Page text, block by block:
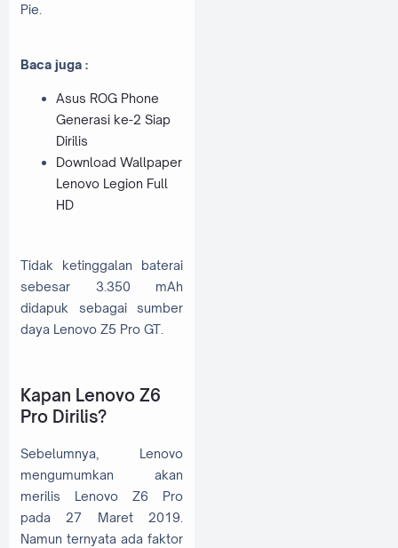
Pie.
Baca juga :
Asus ROG Phone
Generasi ke-2 Siap
Dirilis
Download Wallpaper
Lenovo Legion Full
HD
Tidak ketinggalan baterai
sebesar 3.350 mAh
didapuk sebagai sumber
daya Lenovo Z5 Pro GT.
Kapan Lenovo Z6
Pro Dirilis?
Sebelumnya, Lenovo
mengumumkan akan
merilis Lenovo Z6 Pro
pada 27 Maret 2019.
Namun ternyata ada faktor